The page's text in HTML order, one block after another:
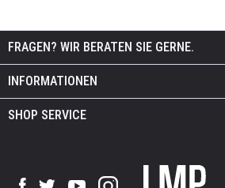
FRAGEN? WIR BERATEN SIE GERNE.
INFORMATIONEN
SHOP SERVICE